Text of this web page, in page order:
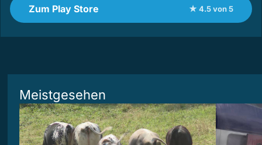
Zum Play Store ★ 4.5 von 5
Meistgesehen